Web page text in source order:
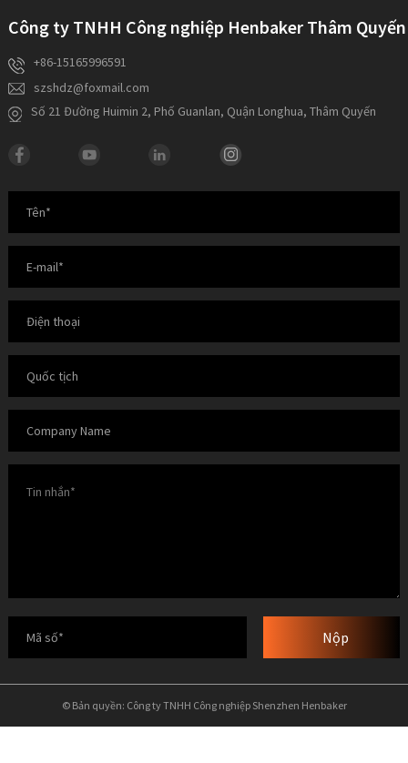
Công ty TNHH Công nghiệp Henbaker Thâm Quyến
+86-15165996591
szshdz@foxmail.com
Số 21 Đường Huimin 2, Phố Guanlan, Quận Longhua, Thâm Quyến
Nộp
© Bản quyền: Công ty TNHH Công nghiệp Shenzhen Henbaker